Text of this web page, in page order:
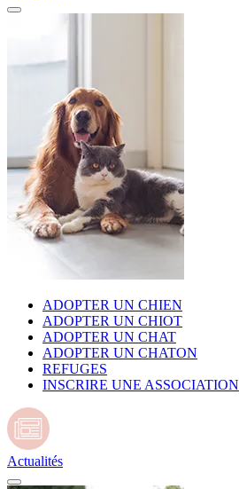
ADOPTER UN CHIEN
ADOPTER UN CHIOT
ADOPTER UN CHAT
ADOPTER UN CHATON
REFUGES
INSCRIRE UNE ASSOCIATION
Actualités